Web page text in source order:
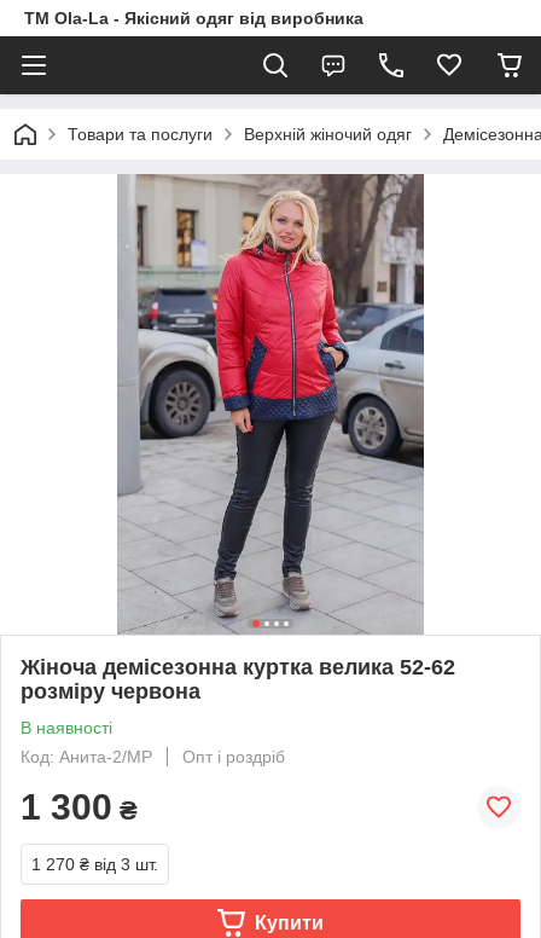
TM Ola-La - Якісний одяг від виробника
Товари та послуги Верхній жіночий одяг
Жіноча демісезонна куртка велика 52-62
розміру червона
В наявності
Код: Анита-2/МР
Опт і роздріб
1 300 ₴
1 270 ₴ від 3 шт.
Купити